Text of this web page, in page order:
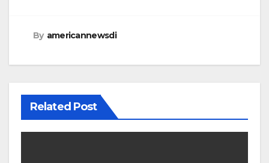
By americannewsdi
Related Post